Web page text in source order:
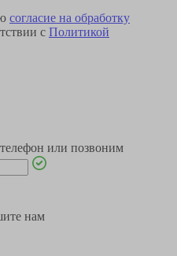
согласие на обработку
с Политикой
или позвоним
нам